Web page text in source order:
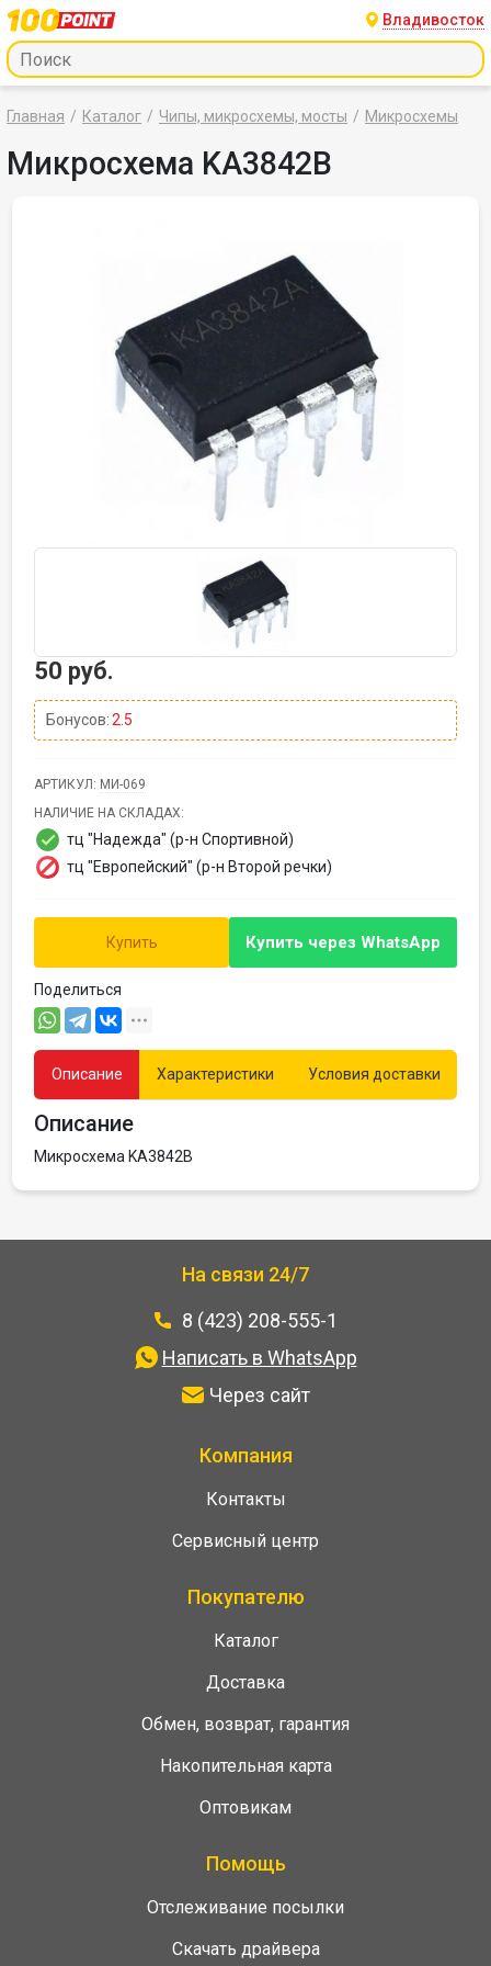
Владивосток
Главная Каталог Чипы, микросхемы, мосты Микросхемы
Микросхема KA3842B
50 руб.
Бонусов:2.5
АРТИКУЛ: МИ-069
НАЛИЧИЕ НА СКЛАДАХ:
тц "Надежда" (р-н Спортивной)
тц "Европейский" (р-н Второй речки)
Купить Купить через WhatsApp
Поделиться
Описание Характеристики Условия доставки
Описание
Микросхема KA3842B
Компания
Контакты
Сервисный центр
Покупателю
Каталог
Доставка
Обмен, возврат, гарантия
Накопительная карта
Оптовикам
Помощь
Отслеживание посылки
Скачать драйвера
На связи 24/7
8 (423) 208-555-1
Написать в WhatsApp
Через сайт